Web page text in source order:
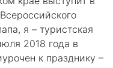
я – туристская
2018 года в
к празднику –